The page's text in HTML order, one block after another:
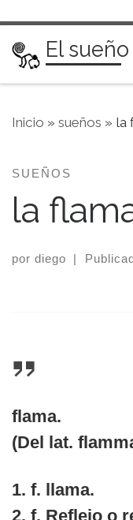
Saltar al
El
Inicio » sueños » la
SUEÑOS
la
por diego |
flama.
(Del lat.
1. f. llama.
2. f. Reflejo o